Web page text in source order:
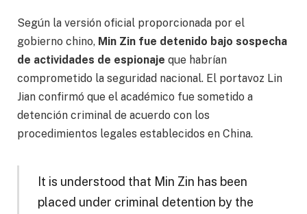
Según la versión oficial proporcionada por el
gobierno chino, Min Zin fue detenido bajo sospecha
de actividades de espionaje que habrían
comprometido la seguridad nacional. El portavoz Lin
Jian confirmó que el académico fue sometido a
detención criminal de acuerdo con los
procedimientos legales establecidos en China.
It is understood that Min Zin has been
placed under criminal detention by the